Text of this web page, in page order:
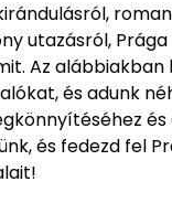
utazásról,
Az
és adunk
és fedezd fel